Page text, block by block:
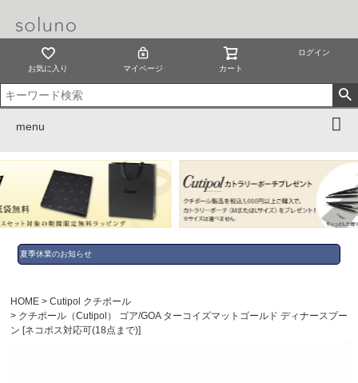
お気に入り マイページ カート
ログイン
menu
夏季休業のお知らせ
HOME
Cutipol クチポール
クチポール（Cutipol） ゴア/GOA ターコイズマットゴールド ディナースプー
ン [ネコポス対応可(18点まで)]